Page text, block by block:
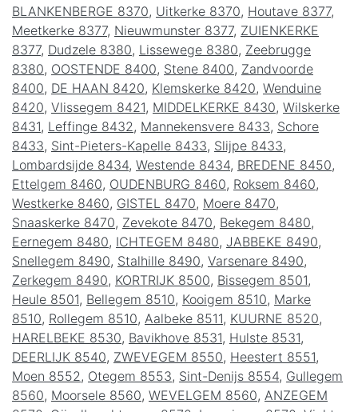
BLANKENBERGE 8370, Uitkerke 8370, Houtave 8377,
Meetkerke 8377, Nieuwmunster 8377, ZUIENKERKE
8377, Dudzele 8380, Lissewege 8380, Zeebrugge
8380, OOSTENDE 8400, Stene 8400, Zandvoorde
8400, DE HAAN 8420, Klemskerke 8420, Wenduine
8420, Vlissegem 8421, MIDDELKERKE 8430, Wilskerke
8431, Leffinge 8432 , Mannekensvere 8433, Schore
8433, Sint-Pieters-Kapelle 8433, Slijpe 8433,
Lombardsijde 8434, Westende 8434, BREDENE 8450,
Ettelgem 8460, OUDENBURG 8460, Roksem 8460,
Westkerke 8460, GISTEL 8470, Moere 8470,
Snaaskerke 8470, Zevekote 8470, Bekegem 8480,
Eernegem 8480, ICHTEGEM 8480, JABBEKE 8490,
Snellegem 8490, Stalhille 8490, Varsenare 8490,
Zerkegem 8490, KORTRIJK 8500, Bissegem 8501,
Heule 8501, Bellegem 8510, Kooigem 8510, Marke
8510, Rollegem 8510, Aalbeke 8511, KUURNE 8520,
HARELBEKE 8530, Bavikhove 8531, Hulste 8531,
DEERLIJK 8540, ZWEVEGEM 8550, Heestert 8551,
Moen 8552 , Otegem 8553, Sint-Denijs 8554, Gullegem
8560, Moorsele 8560, WEVELGEM 8560, ANZEGEM